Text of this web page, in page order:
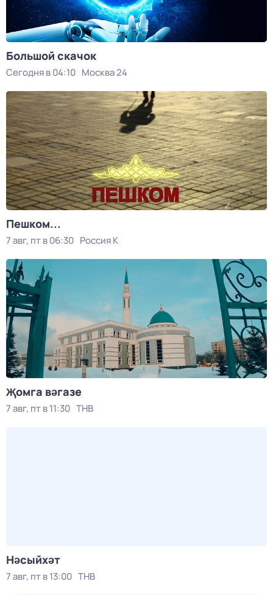
Большой скачок
Сегодня в 04:10 Москва 24
Пешком...
7 авг, пт в 06:30 Россия К
Җомга вәгазе
7 авг, пт в 11:30 ТНВ
Нәсыйхәт
7 авг, пт в 13:00 ТНВ